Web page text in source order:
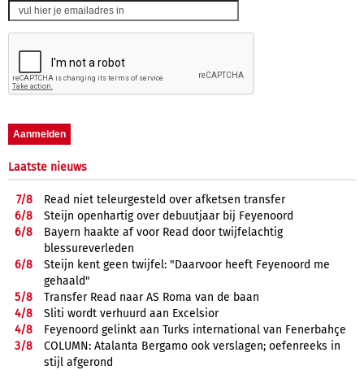
Laatste nieuws
7/8
Read niet teleurgesteld over afketsen transfer
6/8
Steijn openhartig over debuutjaar bij Feyenoord
6/8
Bayern haakte af voor Read door twijfelachtig
blessureverleden
6/8
Steijn kent geen twijfel: "Daarvoor heeft Feyenoord me
gehaald"
5/8
Transfer Read naar AS Roma van de baan
4/8
Sliti wordt verhuurd aan Excelsior
4/8
Feyenoord gelinkt aan Turks international van Fenerbahçe
3/8
COLUMN: Atalanta Bergamo ook verslagen; oefenreeks in
stijl afgerond